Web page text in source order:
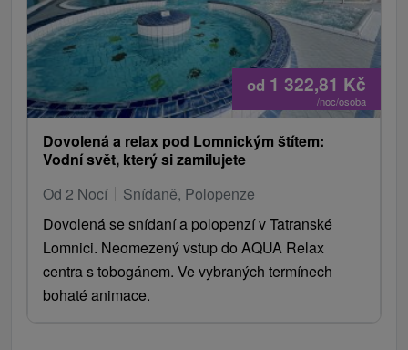
od 1 322,81 Kč
/noc/osoba
Dovolená a relax pod Lomnickým štítem:
Vodní svět, který si zamilujete
Od 2 Nocí
Snídaně, Polopenze
Dovolená se snídaní a polopenzí v Tatranské
Lomnici. Neomezený vstup do AQUA Relax
centra s tobogánem. Ve vybraných termínech
bohaté animace.